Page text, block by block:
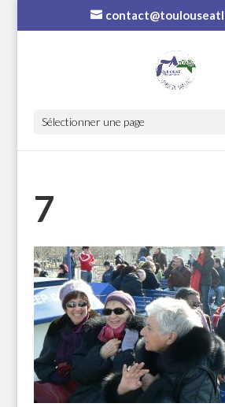
Sélectionner une page
7